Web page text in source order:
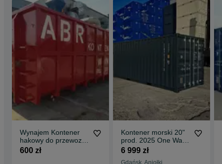
Wynajem Kontener
hakowy do przewozu
odpadów, organizacja
600 zł
Kontener morski 20"
prod. 2025 One Way
RAL7016 MEGA
6 999 zł
Gdańsk, Aniołki